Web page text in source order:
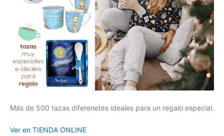
Más de 500 tazas diferenetes ideales para un regalo especial.
Ver en TIENDA ONLINE